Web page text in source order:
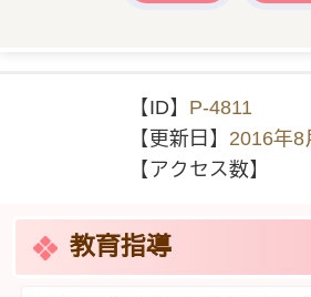
【ID】 P-4811
【更新日】 2016年8
【アクセス数】
教育指導